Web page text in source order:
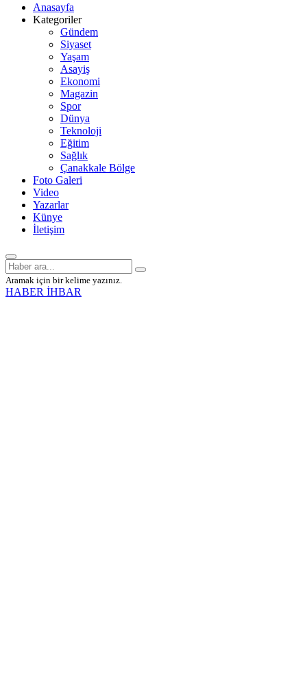
Anasayfa
Kategoriler
Gündem
Siyaset
Yaşam
Asayiş
Ekonomi
Magazin
Spor
Dünya
Teknoloji
Eğitim
Sağlık
Çanakkale Bölge
Foto Galeri
Video
Yazarlar
Künye
İletişim
Aramak için bir kelime yazınız.
HABER İHBAR